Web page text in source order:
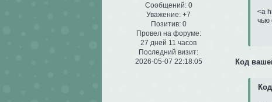
Сообщений:0
Уважение: +7
Позитив: 0
Провел на форуме:
27 дней 11 часов
Последний визит:
2026-05-07 22:18:05
<a
чью
Код